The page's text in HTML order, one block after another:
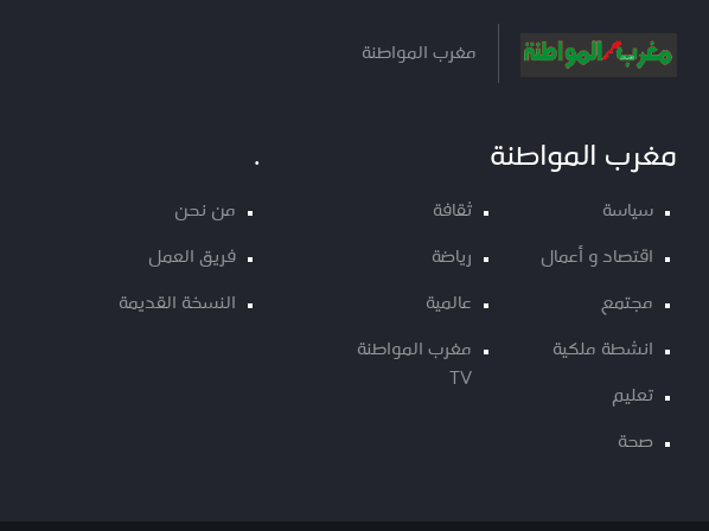
مغرب المواطنة
مغرب المواطنة
سياسة
اقتصاد و أعمال
مجتمع
انشطة ملكية
تعليم
صحة
ثقافة
رياضة
عالمية
مغرب المواطنة
TV
.
من نحن
فريق العمل
النسخة القديمة